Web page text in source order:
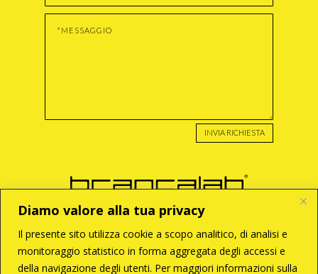
Diamo valore alla tua privacy
Il presente sito utilizza cookie a scopo analitico, di analisi e
monitoraggio statistico in forma aggregata degli accessi e
della navigazione degli utenti. Per maggiori informazioni sulla
INVIA RICHIESTA
BRANCA S.r.l
Via Enzo Tortora, 121